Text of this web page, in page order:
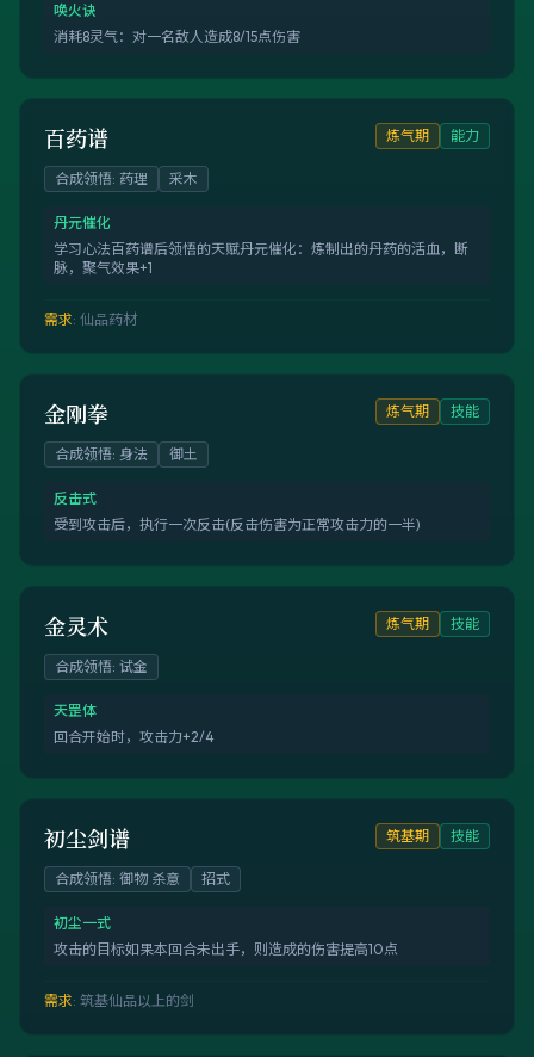
唤火诀
消耗8灵气：对一名敌人造成8/15点伤害
百药谱 炼气期 能力
合成领悟: 药理 采木
丹元催化
学习心法百药谱后领悟的天赋丹元催化：炼制出的丹药的活血，断
脉，聚气效果+1
需求: 仙品药材
金刚拳 炼气期 技能
合成领悟: 身法 御土
反击式
受到攻击后，执行一次反击(反击伤害为正常攻击力的一半)
金灵术 炼气期 技能
合成领悟: 试金
天罡体
回合开始时，攻击力+2/4
初尘剑谱 筑基期 技能
合成领悟: 御物 杀意 招式
初尘一式
攻击的目标如果本回合未出手，则造成的伤害提高10点
需求: 筑基仙品以上的剑